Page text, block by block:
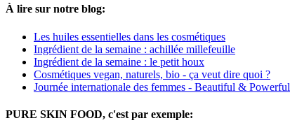
À lire sur notre blog:
Les huiles essentielles dans les cosmétiques
Ingrédient de la semaine : achillée millefeuille
Ingrédient de la semaine : le petit houx
Cosmétiques vegan, naturels, bio - ça veut dire quoi ?
Journée internationale des femmes - Beautiful & Powerful
PURE SKIN FOOD, c'est par exemple: